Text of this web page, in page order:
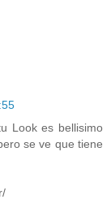
Look es bellisimo
se ve que tiene